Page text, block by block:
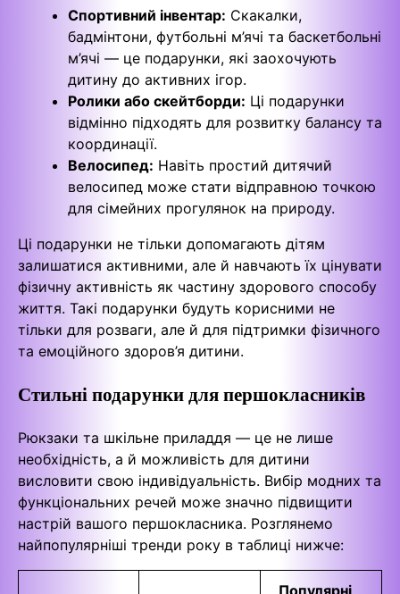
Спортивний інвентар: Скакалки,
бадмінтони, футбольні м’ячі та баскетбольні
м’ячі — це подарунки, які заохочують
дитину до активних ігор.
Ролики або скейтборди: Ці подарунки
відмінно підходять для розвитку балансу та
координації.
Велосипед: Навіть простий дитячий
велосипед може стати відправною точкою
для сімейних прогулянок на природу.
Ці подарунки не тільки допомагають дітям
залишатися активними, але й навчають їх цінувати
фізичну активність як частину здорового способу
життя. Такі подарунки будуть корисними не
тільки для розваги, але й для підтримки фізичного
та емоційного здоров’я дитини.
Стильні подарунки для першокласників
Рюкзаки та шкільне приладдя — це не лише
необхідність, а й можливість для дитини
висловити свою індивідуальність. Вибір модних та
функціональних речей може значно підвищити
настрій вашого першокласника. Розглянемо
найпопулярніші тренди року в таблиці нижче:
Популярні